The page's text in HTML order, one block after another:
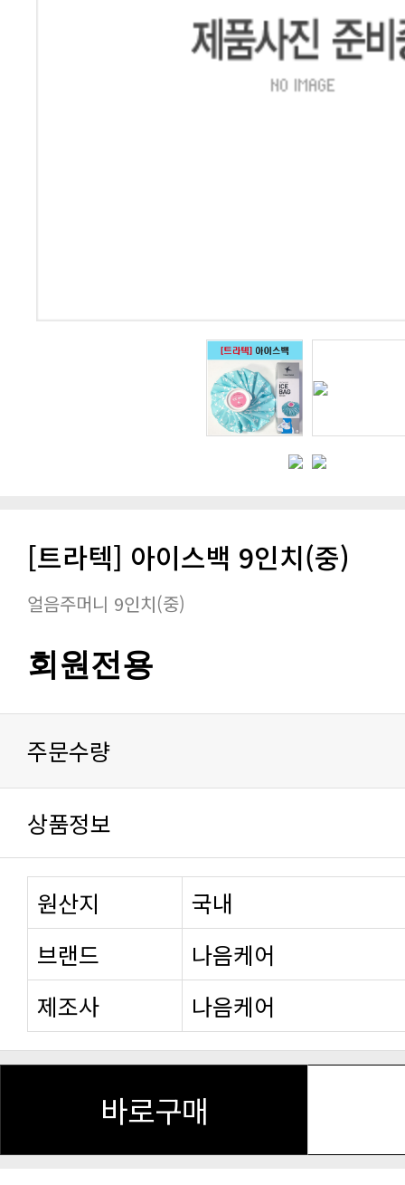
[트라텍] 아이스백 9인치(중)
얼음주머니 9인치(중)
회원전용
주문수량
상품정보
원산지
국내
브랜드
나음케어
제조사
나음케어
바로구매